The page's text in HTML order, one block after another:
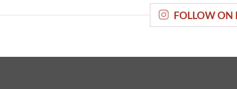
FOLLOW ON